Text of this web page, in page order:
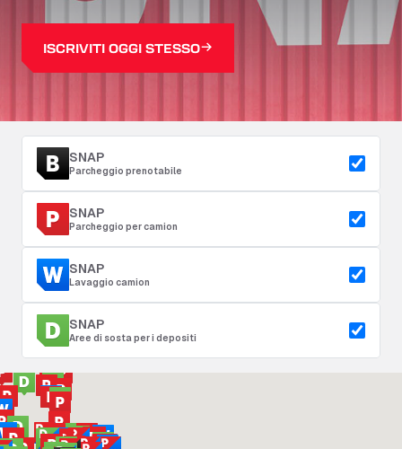
ISCRIVITI OGGI STESSO
SNAP
Parcheggio prenotabile
SNAP
Parcheggio per camion
SNAP
Lavaggio camion
SNAP
Aree di sosta per i depositi